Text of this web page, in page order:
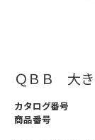
ＱＢＢ 大き
カタログ番号
商品番号